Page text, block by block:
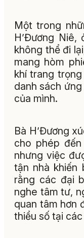
Một trong
H’Đương
không thể đi
mang hòm
khí trang
danh sách
của mình.
Bà H’Đương
cho phép
nhưng việc
tận nhà khiến
rằng các đại
nghe tâm tư,
quan tâm hơn
thiểu số tại